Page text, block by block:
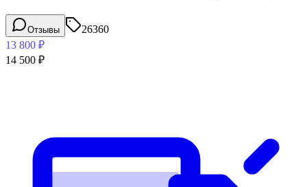
Отзывы
26360
13 800 ₽
14 500 ₽